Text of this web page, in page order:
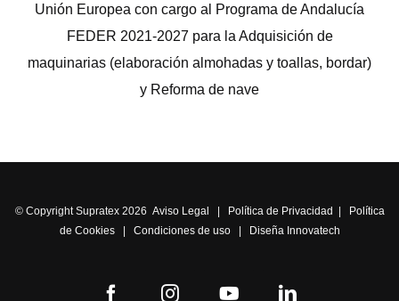
Unión Europea con cargo al Programa de Andalucía
FEDER 2021-2027 para la Adquisición de
maquinarias (elaboración almohadas y toallas, bordar)
y Reforma de nave
© Copyright Supratex 2026 Aviso Legal Política de Privacidad
Política
de Cookies| Condiciones de uso| Diseña Innovatech